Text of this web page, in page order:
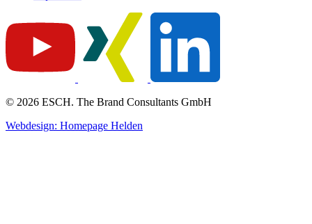
© 2026 ESCH. The Brand Consultants GmbH
Webdesign: Homepage Helden